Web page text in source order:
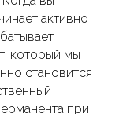
активно
который мы
становится
при